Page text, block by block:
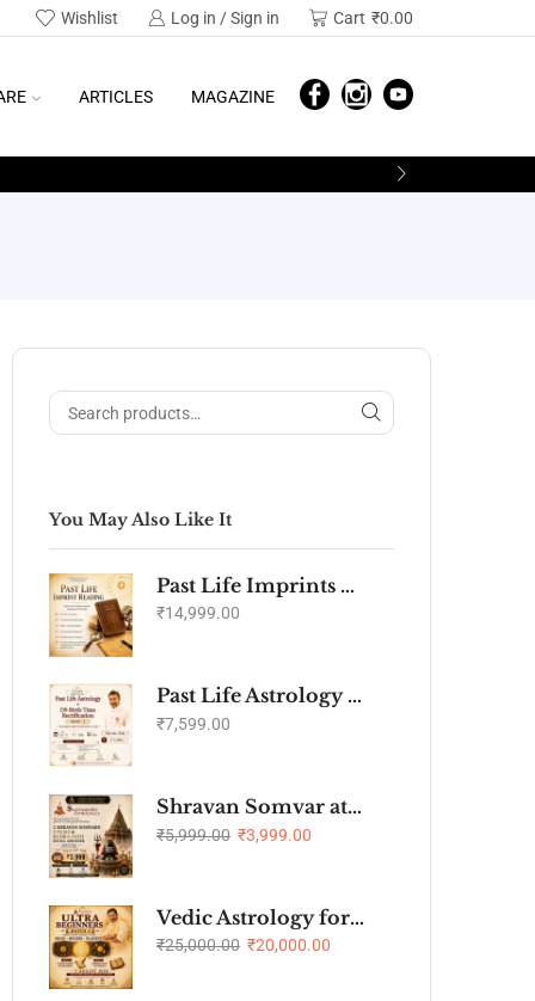
Wishlist Log in / Sign in Cart ₹0.00
ARTICLES MAGAZINE
You May Also Like It
Past Life Imprints Reading by Sunil John
₹14,999.00
Past Life Astrology and Birth Time Rectification Webinar - Level 1
₹7,599.00
Shravan Somvar at Mahakal Temple Ujjain
₹5,999.00 ₹3,999.00
Vedic Astrology for Ultra Beginners by Sunil John Batch 3
₹25,000.00 ₹20,000.00